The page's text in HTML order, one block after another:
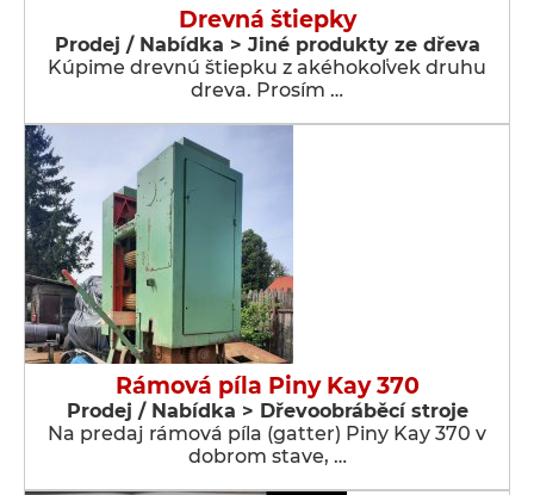
Drevná štiepky
Prodej / Nabídka > Jiné produkty ze dřeva
Kúpime drevnú štiepku z akéhokoľvek druhu
dreva. Prosím …
Rámová píla Piny Kay 370
Prodej / Nabídka > Dřevoobráběcí stroje
Na predaj rámová píla (gatter) Piny Kay 370 v
dobrom stave, …